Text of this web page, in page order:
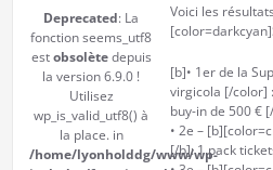
Deprecated: La
fonction seems_utf8
estobsolètedepuis
la version 6.9.0 !
Utilisez
wp_is_valid_utf8() à
la place. in
/home/lyonholddg/www/wp-
Voici les
[b]• 1er de la
virgicola [/color]
buy-in de 500 €
• 2e –
[/b]: 1 pack